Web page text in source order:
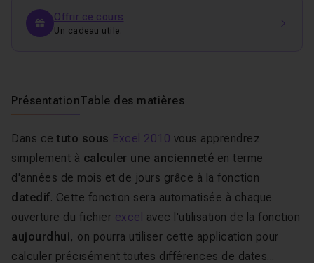
Offrir ce cours
Un cadeau utile.
PrésentationTable des matières
Dans ce tuto sous Excel 2010 vous apprendrez
simplement à calculer une ancienneté en terme
d'années de mois et de jours grâce à la fonction
datedif. Cette fonction sera automatisée à chaque
ouverture du fichier excel avec l'utilisation de la fonction
aujourdhui, on pourra utiliser cette application pour
calculer précisément toutes différences de dates...